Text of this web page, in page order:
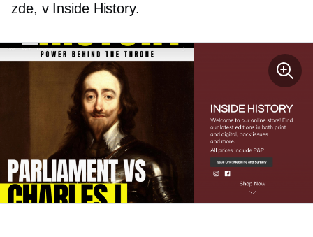
zde, v Inside History.